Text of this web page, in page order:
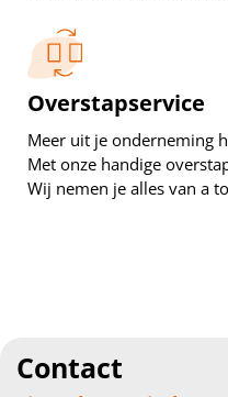
Overstapservice
Meer uit je onderneming
Met onze handige
Wij nemen je alles van a
Contact